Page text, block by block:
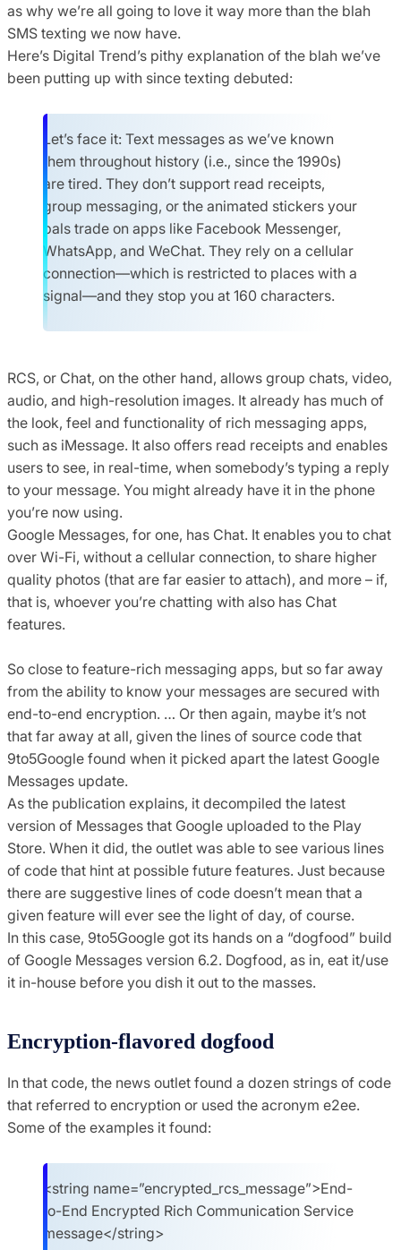
as why we’re all going to love it way more than the blah
SMS texting we now have.
Here’s Digital Trend’s pithy explanation of the blah we’ve
been putting up with since texting debuted:
Let’s face it: Text messages as we’ve known
them throughout history (i.e., since the 1990s)
are tired. They don’t support read receipts,
group messaging, or the animated stickers your
pals trade on apps like Facebook Messenger,
WhatsApp, and WeChat. They rely on a cellular
connection—which is restricted to places with a
signal—and they stop you at 160 characters.
RCS, or Chat, on the other hand, allows group chats, video,
audio, and high-resolution images. It already has much of
the look, feel and functionality of rich messaging apps,
such as iMessage. It also offers read receipts and enables
users to see, in real-time, when somebody’s typing a reply
to your message. You might already have it in the phone
you’re now using.
Google Messages, for one, has Chat. It enables you to chat
over Wi-Fi, without a cellular connection, to share higher
quality photos (that are far easier to attach), and more – if,
that is, whoever you’re chatting with also has Chat
features.
So close to feature-rich messaging apps, but so far away
from the ability to know your messages are secured with
end-to-end encryption. … Or then again, maybe it’s not
that far away at all, given the lines of source code that
9to5Google found when it picked apart the latest Google
Messages update.
As the publication explains, it decompiled the latest
version of Messages that Google uploaded to the Play
Store. When it did, the outlet was able to see various lines
of code that hint at possible future features. Just because
there are suggestive lines of code doesn’t mean that a
given feature will ever see the light of day, of course.
In this case, 9to5Google got its hands on a “dogfood” build
of Google Messages version 6.2. Dogfood, as in, eat it/use
it in-house before you dish it out to the masses.
Encryption-flavored dogfood
In that code, the news outlet found a dozen strings of code
that referred to encryption or used the acronym e2ee.
Some of the examples it found:
<string name=”encrypted_rcs_message”>End-
to-End Encrypted Rich Communication Service
message</string>